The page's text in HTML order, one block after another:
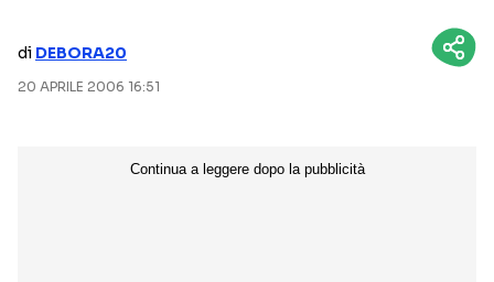
di DEBORA20
20 APRILE 2006 16:51